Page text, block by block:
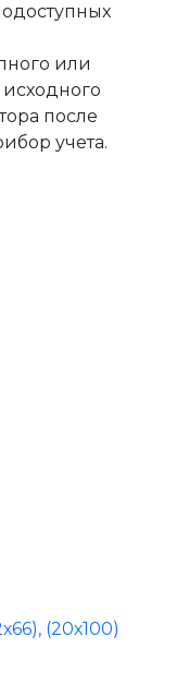
или
после
учета.
(20х100)